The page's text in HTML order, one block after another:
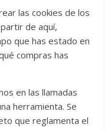
las cookies de los
de aquí,
que has estado en
compras has
en las llamadas
herramienta. Se
que reglamenta el